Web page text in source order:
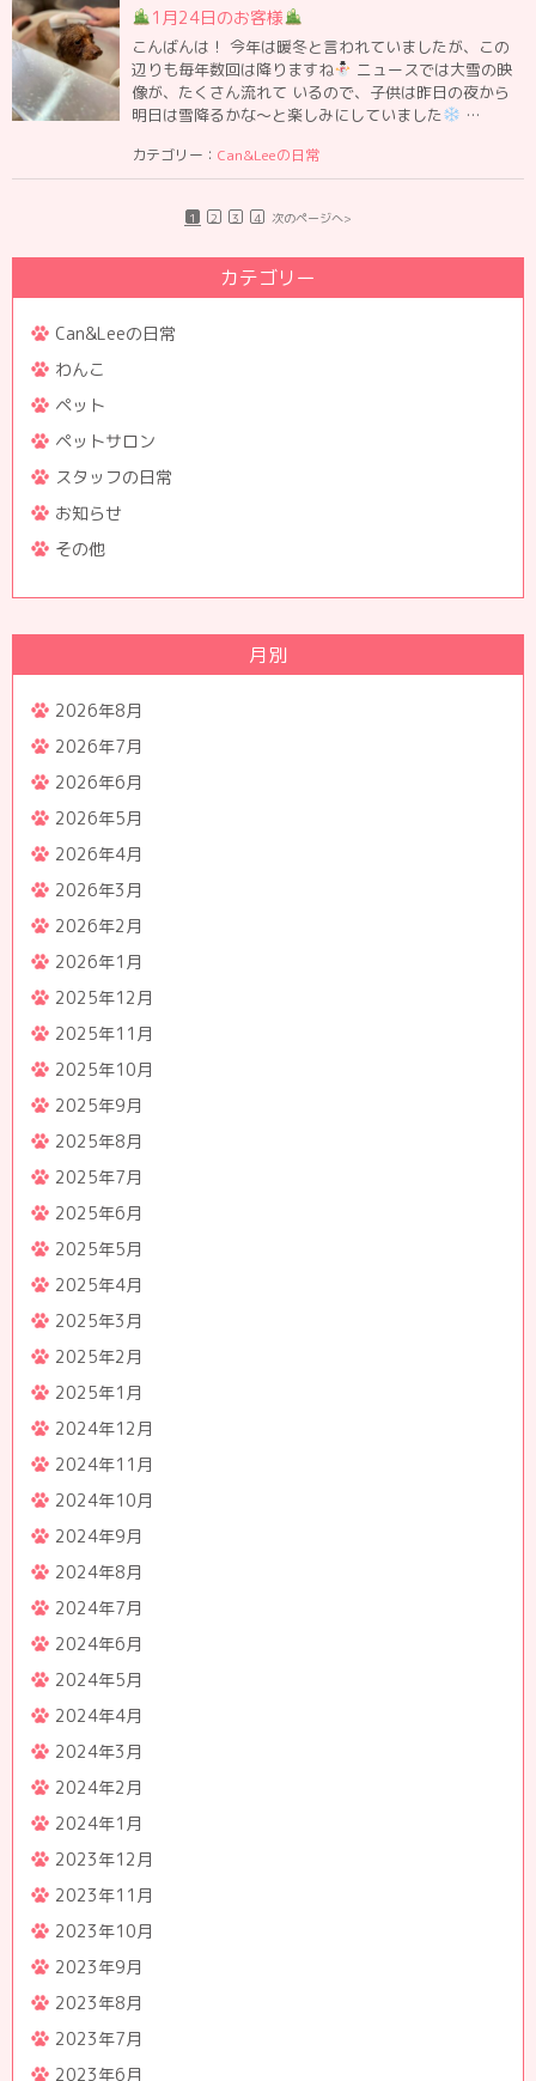
1月24日のお客様
こんばんは！ 今年は暖冬と言われていましたが、この
辺りも毎年数回は降りますね
ニュースでは大雪の映
像が、たくさん流れて いるので、子供は昨日の夜から
明日は雪降るかな〜と楽しみにしていました
…
カテゴリー： Can&Leeの日常
1 2 3 4 次のページへ>
カテゴリー
Can&Leeの日常
わんこ
ペット
ペットサロン
スタッフの日常
お知らせ
その他
月別
2026年8月
2026年7月
2026年6月
2026年5月
2026年4月
2026年3月
2026年2月
2026年1月
2025年12月
2025年11月
2025年10月
2025年9月
2025年8月
2025年7月
2025年6月
2025年5月
2025年4月
2025年3月
2025年2月
2025年1月
2024年12月
2024年11月
2024年10月
2024年9月
2024年8月
2024年7月
2024年6月
2024年5月
2024年4月
2024年3月
2024年2月
2024年1月
2023年12月
2023年11月
2023年10月
2023年9月
2023年8月
2023年7月
2023年6月